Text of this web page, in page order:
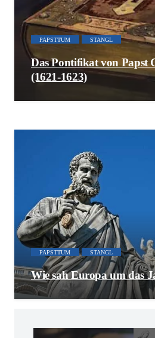
PAPSTTUM STANGL
Das Pontifikat von Papst
(1621-1623)
PAPSTTUM STANGL
Wie sah Europa um das